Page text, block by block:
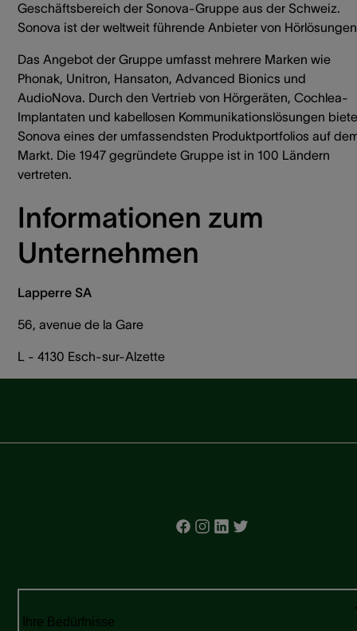
Geschäftsbereich der Sonova-Gruppe aus der Schweiz.
Sonova ist der weltweit führende Anbieter von
Das Angebot der Gruppe umfasst mehrere Marken wie
Phonak, Unitron, Hansaton, Advanced Bionics und
AudioNova. Durch den Vertrieb von Hörgeräten, Cochlea-
Implantaten und kabellosen Kommunikationslösungen
Sonova eines der umfassendsten Produktportfolios auf
Markt. Die 1947 gegründete Gruppe ist in 100 Ländern
vertreten.
Informationen zum
Unternehmen
Lapperre SA
56, avenue de la Gare
L - 4130 Esch-sur-Alzette
Ihre Bedürfnisse